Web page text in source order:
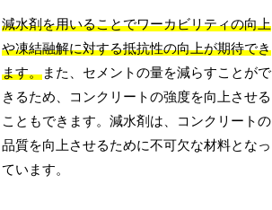
減水剤を用いることでワーカビリティの向上
や凍結融解に対する抵抗性の向上が期待でき
ます。また、セメントの量を減らすことがで
きるため、コンクリートの強度を向上させる
こともできます。減水剤は、コンクリートの
品質を向上させるために不可欠な材料となっ
ています。